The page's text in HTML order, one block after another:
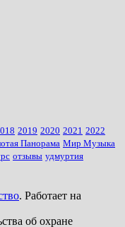
2019 2020 2021 2022
Панорама Мир Музыка
отзывы удмуртия
. Работает на
об охране